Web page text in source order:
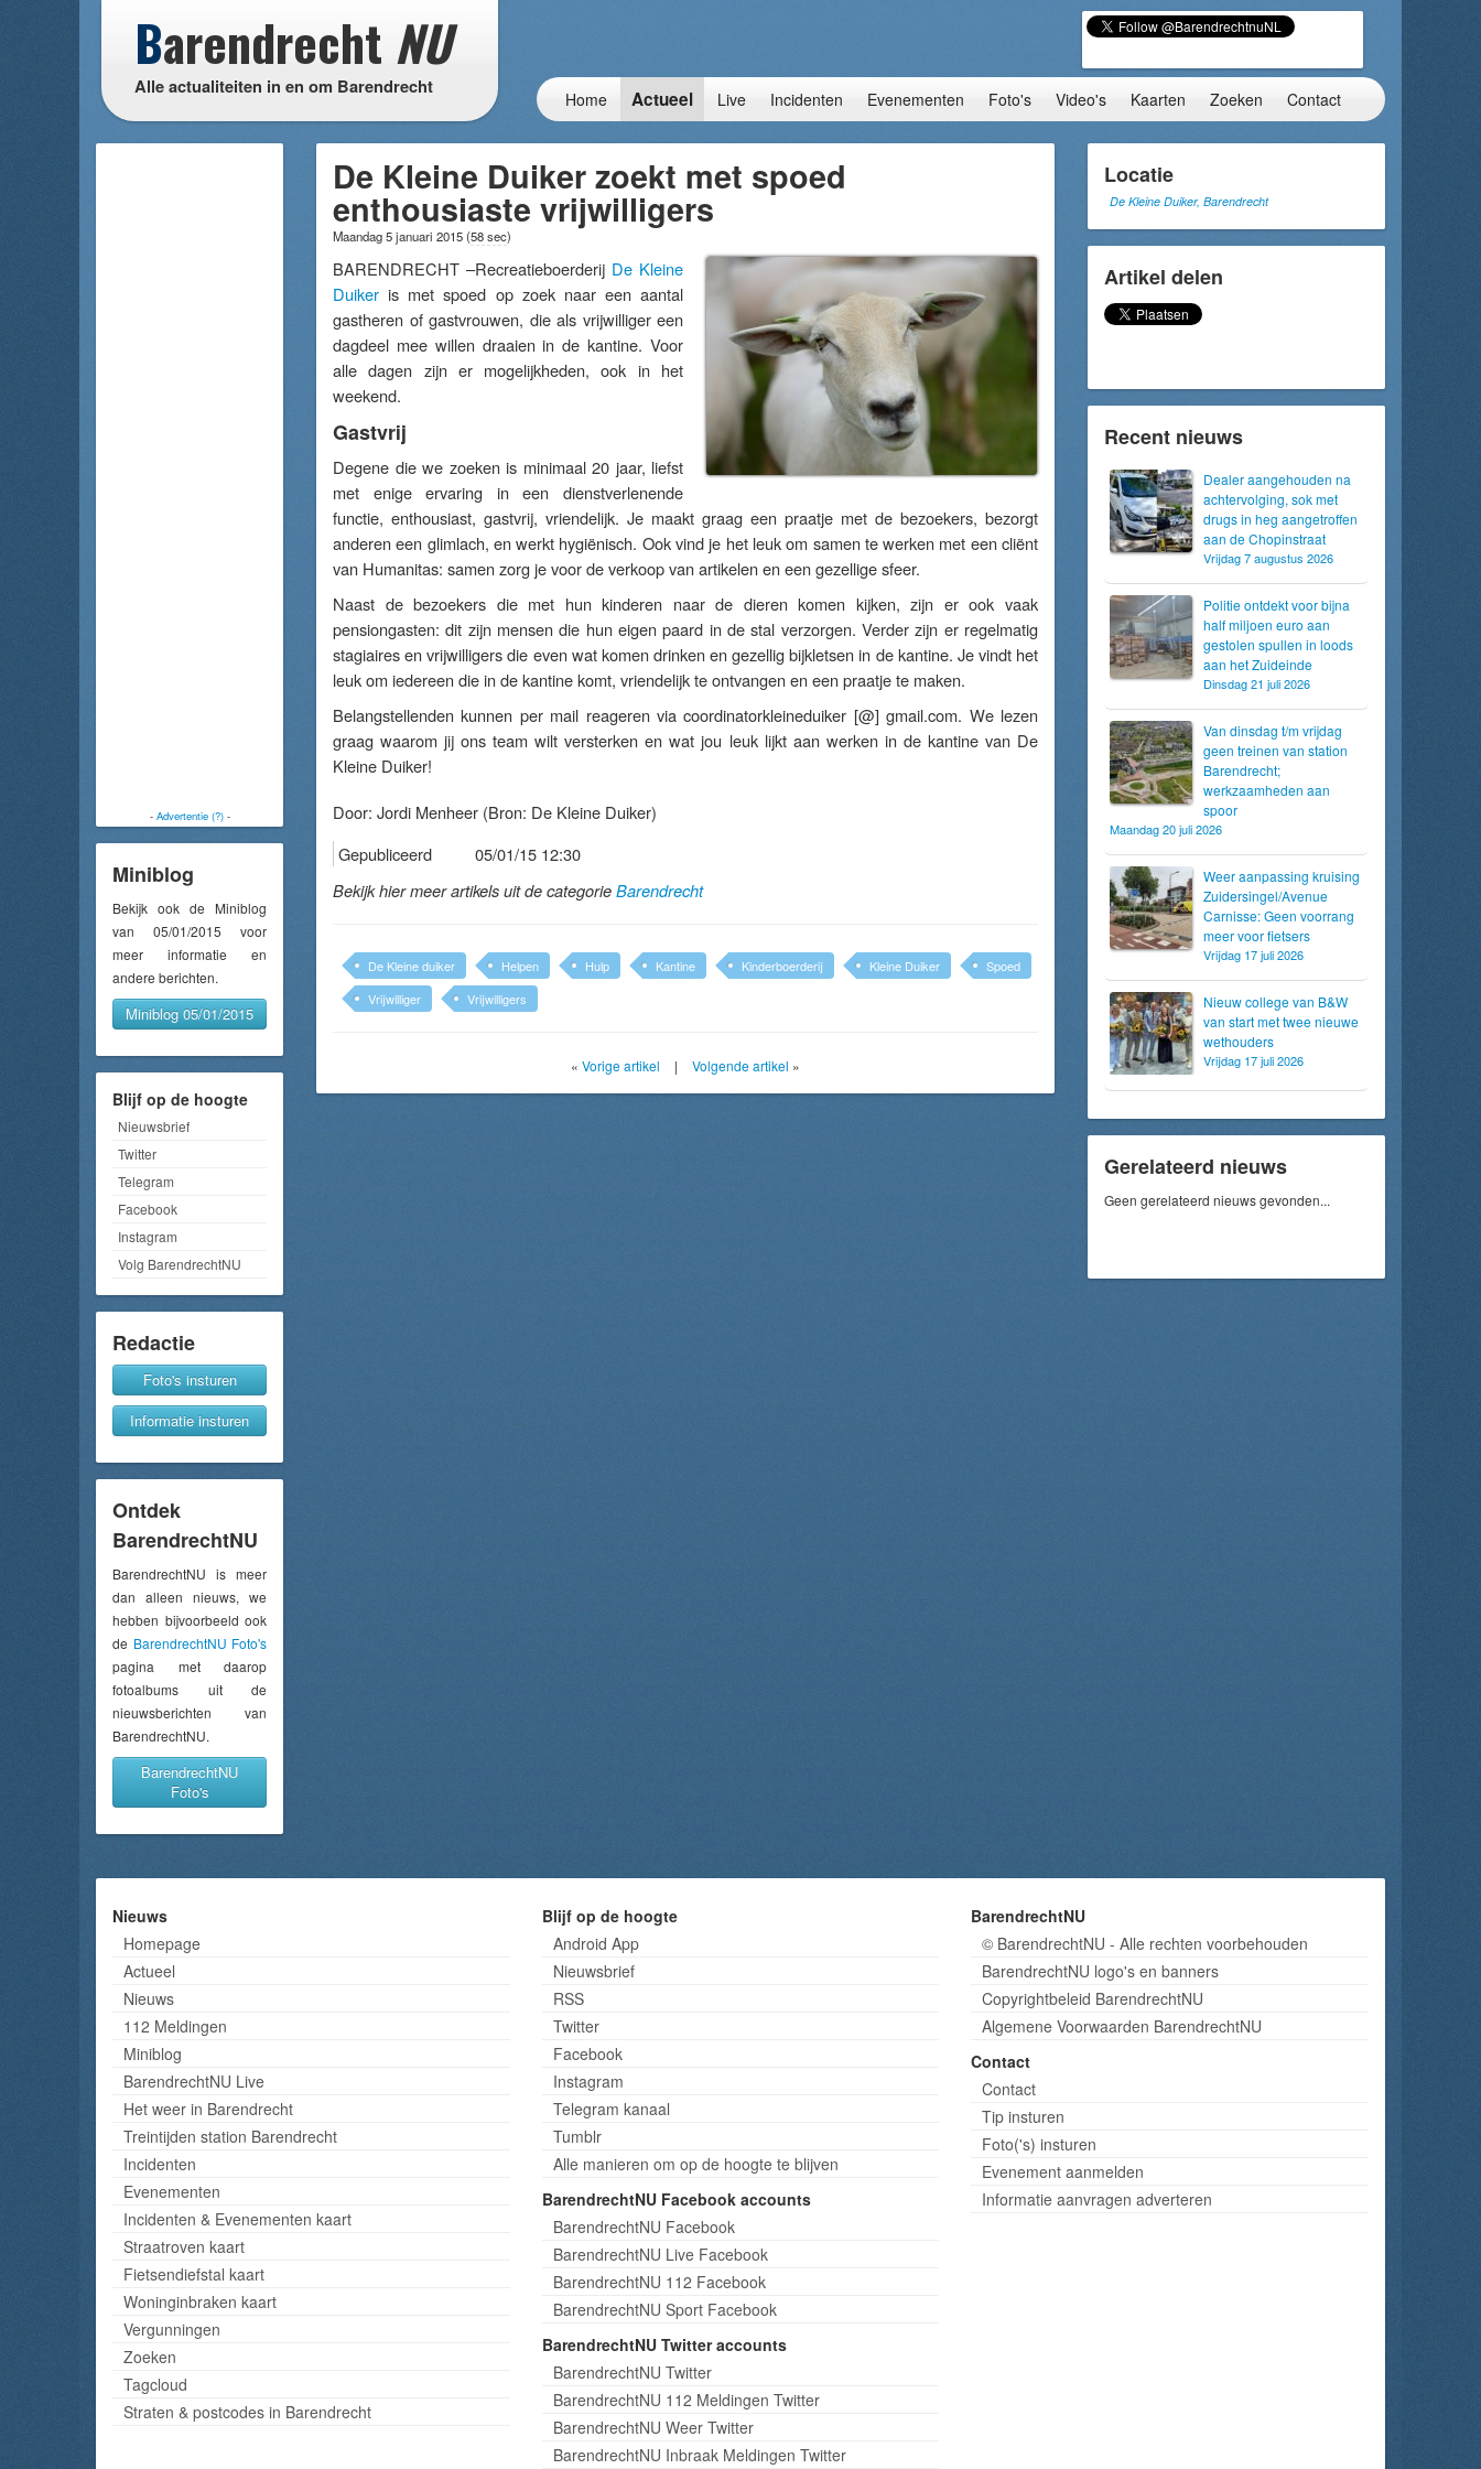
Barendrecht NU
Alle actualiteiten in en om Barendrecht
Home Actueel Live Incidenten Evenementen Foto's Video's Kaarten Zoeken Contact
- Advertentie (?)-
Miniblog
Bekijk ook de Miniblog
van 05/01/2015 voor
meer informatie en
andere berichten.
Miniblog 05/01/2015
Blijf op de hoogte
Nieuwsbrief
Twitter
Telegram
Facebook
Instagram
Volg BarendrechtNU
Redactie
Foto's insturen
Informatie insturen
Ontdek
BarendrechtNU
BarendrechtNU is meer
dan alleen nieuws, we
hebben bijvoorbeeld ook
de BarendrechtNU Foto's
pagina met daarop
fotoalbums uit de
nieuwsberichten van
BarendrechtNU.
BarendrechtNU
Foto's
De Kleine Duiker zoekt met spoed
enthousiaste vrijwilligers
Maandag 5 januari 2015(58 sec)
BARENDRECHT –Recreatieboerderij De Kleine
Duiker is met spoed op zoek naar een aantal
gastheren of gastvrouwen, die als vrijwilliger een
dagdeel mee willen draaien in de kantine. Voor
alle dagen zijn er mogelijkheden, ook in het
weekend.
Gastvrij
Degene die we zoeken is minimaal 20 jaar, liefst
met enige ervaring in een dienstverlenende
functie, enthousiast, gastvrij, vriendelijk. Je maakt graag een praatje met de bezoekers, bezorgt
anderen een glimlach, en werkt hygiënisch. Ook vind je het leuk om samen te werken met een cliënt
van Humanitas: samen zorg je voor de verkoop van artikelen en een gezellige sfeer.
Naast de bezoekers die met hun kinderen naar de dieren komen kijken, zijn er ook vaak
pensiongasten: dit zijn mensen die hun eigen paard in de stal verzorgen. Verder zijn er regelmatig
stagiaires en vrijwilligers die even wat komen drinken en gezellig bijkletsen in de kantine. Je vindt het
leuk om iedereen die in de kantine komt, vriendelijk te ontvangen en een praatje te maken.
Belangstellenden kunnen per mail reageren via coordinatorkleineduiker [@] gmail.com. We lezen
graag waarom jij ons team wilt versterken en wat jou leuk lijkt aan werken in de kantine van De
Kleine Duiker!
Door: Jordi Menheer (Bron: De Kleine Duiker)
Gepubliceerd
05/01/15 12:30
Bekijk hier meer artikels uit de categorie Barendrecht
De Kleine duiker Helpen Hulp Kantine Kinderboerderij Kleine Duiker
Spoed
Vrijwilliger
Vrijwilligers
« Vorige artikel | Volgende artikel »
Locatie
De Kleine Duiker, Barendrecht
Artikel delen
Recent nieuws
Dealer aangehouden na
achtervolging, sok met
drugs in heg aangetroffen
aan de Chopinstraat
Vrijdag 7 augustus 2026
Politie ontdekt voor bijna
half miljoen euro aan
gestolen spullen in loods
aan het Zuideinde
Dinsdag 21 juli 2026
Van dinsdag t/m vrijdag
geen treinen van station
Barendrecht;
werkzaamheden aan
spoor
Maandag 20 juli 2026
Weer aanpassing kruising
Zuidersingel/Avenue
Carnisse: Geen voorrang
meer voor fietsers
Vrijdag 17 juli 2026
Nieuw college van B&W
van start met twee nieuwe
wethouders
Vrijdag 17 juli 2026
Gerelateerd nieuws
Geen gerelateerd nieuws gevonden...
Nieuws
Homepage
Actueel
Nieuws
112 Meldingen
Miniblog
BarendrechtNU Live
Het weer in Barendrecht
Treintijden station Barendrecht
Incidenten
Evenementen
Incidenten & Evenementen kaart
Straatroven kaart
Fietsendiefstal kaart
Woninginbraken kaart
Vergunningen
Zoeken
Tagcloud
Straten & postcodes in Barendrecht
Blijf op de hoogte
Android App
Nieuwsbrief
RSS
Twitter
Facebook
Instagram
Telegram kanaal
Tumblr
Alle manieren om op de hoogte te blijven
BarendrechtNU Facebook accounts
BarendrechtNU Facebook
BarendrechtNU Live Facebook
BarendrechtNU 112 Facebook
BarendrechtNU Sport Facebook
BarendrechtNU Twitter accounts
BarendrechtNU Twitter
BarendrechtNU 112 Meldingen Twitter
BarendrechtNU Weer Twitter
BarendrechtNU Inbraak Meldingen Twitter
BarendrechtNU
© BarendrechtNU - Alle rechten voorbehouden
BarendrechtNU logo's en banners
Copyrightbeleid BarendrechtNU
Algemene Voorwaarden BarendrechtNU
Contact
Contact
Tip insturen
Foto('s) insturen
Evenement aanmelden
Informatie aanvragen adverteren